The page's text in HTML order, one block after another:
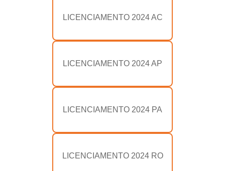
LICENCIAMENTO 2024 AC
LICENCIAMENTO 2024 AP
LICENCIAMENTO 2024 PA
LICENCIAMENTO 2024 RO